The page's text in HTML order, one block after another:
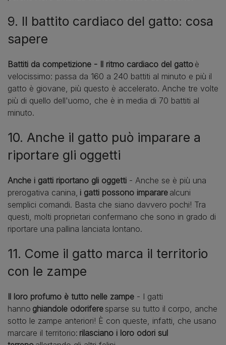
9. Il battito cardiaco del gatto: cosa
sapere
Battiti da competizione - Il ritmo cardiaco del gatto è
velocissimo: passa da 160 a 240 battiti al minuto e più il
gatto è giovane, più questo è accelerato. Anche tre volte
più di quello dell'uomo, che è in media di 70 battiti al
minuto.
10. Anche il gatto può imparare a
riportare gli oggetti
Anche i gatti riportano gli oggetti - Anche se è più una
prerogativa canina, i gatti possono imparare alcuni
semplici comandi. Basta che siano davvero pochi! Tra
questi, molti proprietari confermano che sono in grado di
riportare una pallina lanciata lontano.
11. Come il gatto marca il territorio
con le zampe
Il loro profumo è tutto nelle zampe - I gatti
hanno ghiandole odorifere sparse su tutto il corpo, anche
sotto le zampe anteriori! È con queste, infatti, che usano
marcare il territorio: rilasciano i loro odori sul